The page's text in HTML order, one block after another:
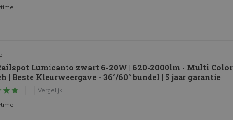
Lumicanto zwart 6-20W | 620-2000lm - Multi Color
| Beste Kleurweergave - 36°/60° bundel | 5 jaar garantie
Vergelijk